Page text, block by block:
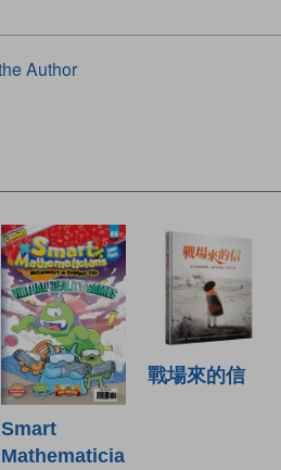
Author
Smart
Mathematicia
戰場來的信